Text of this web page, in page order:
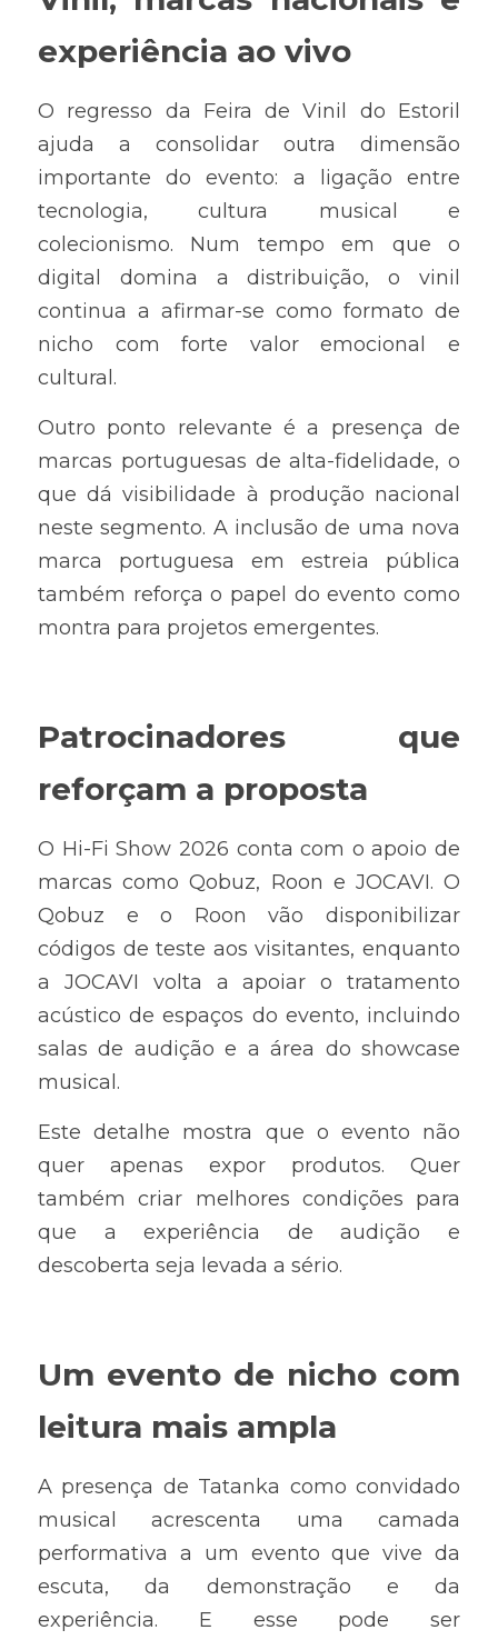
experiência ao vivo
O regresso da Feira de Vinil do Estoril
ajuda a consolidar outra dimensão
importante do evento: a ligação entre
tecnologia, cultura musical e
colecionismo. Num tempo em que o
digital domina a distribuição, o vinil
continua a afirmar-se como formato de
nicho com forte valor emocional e
cultural.
Outro ponto relevante é a presença de
marcas portuguesas de alta-fidelidade, o
que dá visibilidade à produção nacional
neste segmento. A inclusão de uma nova
marca portuguesa em estreia pública
também reforça o papel do evento como
montra para projetos emergentes.
Patrocinadores que
reforçam a proposta
O Hi-Fi Show 2026 conta com o apoio de
marcas como Qobuz, Roon e JOCAVI. O
Qobuz e o Roon vão disponibilizar
códigos de teste aos visitantes, enquanto
a JOCAVI volta a apoiar o tratamento
acústico de espaços do evento, incluindo
salas de audição e a área do showcase
musical.
Este detalhe mostra que o evento não
quer apenas expor produtos. Quer
também criar melhores condições para
que a experiência de audição e
descoberta seja levada a sério.
Um evento de nicho com
leitura mais ampla
A presença de Tatanka como convidado
musical acrescenta uma camada
performativa a um evento que vive da
escuta, da demonstração e da
experiência. E esse pode ser